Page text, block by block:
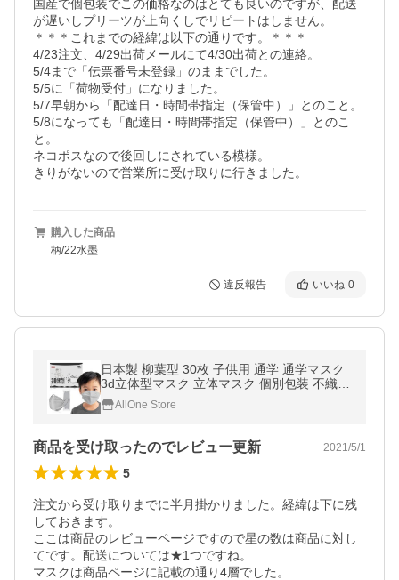
国産で個包装でこの価格なのはとても良いのですが、配送
が遅いしプリーツが上向くしでリピートはしません。
＊＊＊これまでの経緯は以下の通りです。＊＊＊
4/23注文、4/29出荷メールにて4/30出荷との連絡。
5/4まで「伝票番号未登録」のままでした。
5/5に「荷物受付」になりました。
5/7早朝から「配達日・時間帯指定（保管中）」とのこと。
5/8になっても「配達日・時間帯指定（保管中）」とのこ
と。
ネコポスなので後回しにされている模様。
きりがないので営業所に受け取りに行きました。
購入した商品
柄/22水墨
違反報告 いいね 0
日本製 柳葉型 30枚 子供用 通学 通学マスク
3d立体型マスク 立体マスク 個別包装 不織布
マスク 密封ラッピング包装 A-2-30kid
AllOne Store
商品を受け取ったのでレビュー更新 2021/5/1
5
注文から受け取りまでに半月掛かりました。経緯は下に残
しておきます。
ここは商品のレビューページですので星の数は商品に対し
てです。配送については★1つですね。
マスクは商品ページに記載の通り4層でした。